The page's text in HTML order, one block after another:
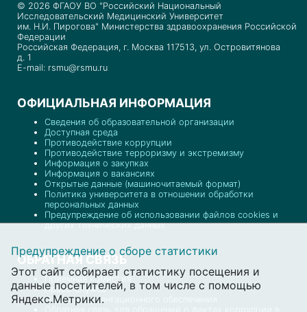
© 2026 ФГАОУ ВО "Российский Национальный
Исследовательский Медицинский Университет
им. Н.И. Пирогова" Министерства здравоохранения Российской
Федерации
Российская Федерация, г. Москва 117513, ул. Островитянова
д. 1
E-mail: rsmu@rsmu.ru
ОФИЦИАЛЬНАЯ ИНФОРМАЦИЯ
Сведения об образовательной организации
Доступная среда
Противодействие коррупции
Противодействие терроризму и экстремизму
Информация о закупках
Информация о вакансиях
Открытые данные (машиночитаемый формат)
Политика университета в отношении обработки
персональных данных
Предупреждение об использовании файлов cookies и
других технических данных
ОБРАТНАЯ СВЯЗЬ
Приемная комиссия
Пресс-служба
Отдел документационного обеспечения
Предупреждение о сборе статистики
Этот сайт собирает статистику посещения и
данные посетителей, в том числе с помощью
Яндекс.Метрики.